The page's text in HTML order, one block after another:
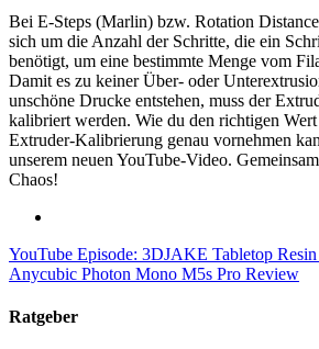
Bei E-Steps (Marlin) bzw. Rotation
sich um die Anzahl der Schritte, die ein
benötigt, um eine bestimmte Menge vom
Damit es zu keiner Über- oder
unschöne Drucke entstehen, muss der
kalibriert werden. Wie du den richtigen
Extruder-Kalibrierung genau vornehmen
unserem neuen YouTube-Video.
Chaos!
YouTube Episode: 3DJAKE Tabletop Resin
Anycubic Photon Mono M5s Pro Review
Ratgeber